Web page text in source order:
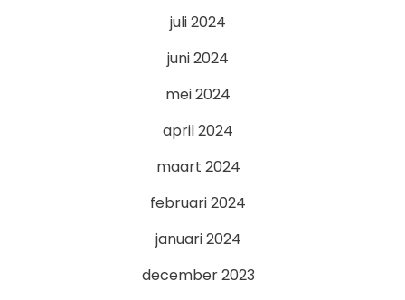
juli 2024
juni 2024
mei 2024
april 2024
maart 2024
februari 2024
januari 2024
december 2023